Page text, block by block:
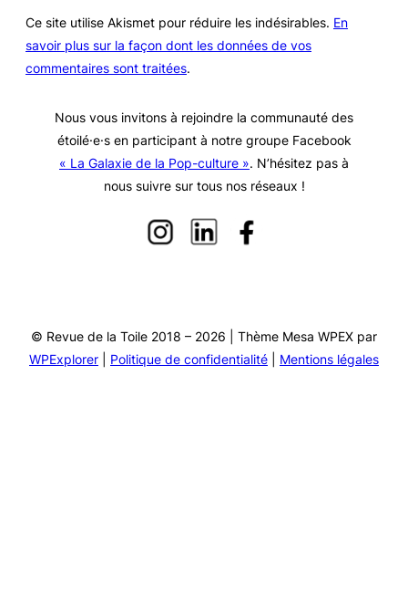
Ce site utilise Akismet pour réduire les indésirables. En
savoir plus sur la façon dont les données de vos
commentaires sont traitées.
Nous vous invitons à rejoindre la communauté des
étoilé·e·s en participant à notre groupe Facebook
« La Galaxie de la Pop-culture ». N’hésitez pas à
nous suivre sur tous nos réseaux !
© Revue de la Toile 2018 – 2026 | Thème Mesa WPEX par
WPExplorer
Politique de confidentialité Mentions légales